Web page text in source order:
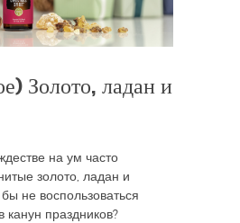
Золото, ладан и
на ум часто
золото, ладан и
не воспользоваться
праздников?